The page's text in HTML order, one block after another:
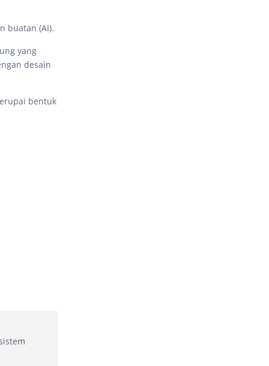
buatan (AI).
yang
desain
bentuk